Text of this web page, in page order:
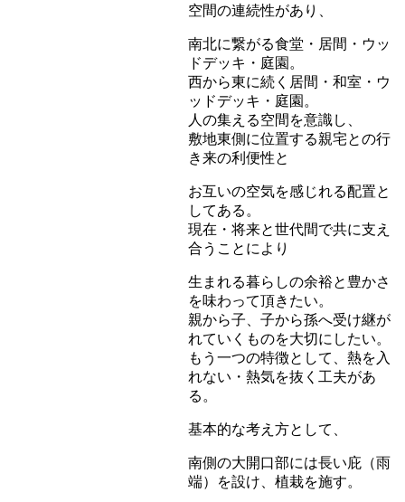
空間の連続性があり、
南北に繋がる食堂・居間・ウッ
ドデッキ・庭園。
西から東に続く居間・和室・ウ
ッドデッキ・庭園。
人の集える空間を意識し、
敷地東側に位置する親宅との行
き来の利便性と
お互いの空気を感じれる配置と
してある。
現在・将来と世代間で共に支え
合うことにより
生まれる暮らしの余裕と豊かさ
を味わって頂きたい。
親から子、子から孫へ受け継が
れていくものを大切にしたい。
もう一つの特徴として、熱を入
れない・熱気を抜く工夫があ
る。
基本的な考え方として、
南側の大開口部には長い庇（雨
端）を設け、植栽を施す。